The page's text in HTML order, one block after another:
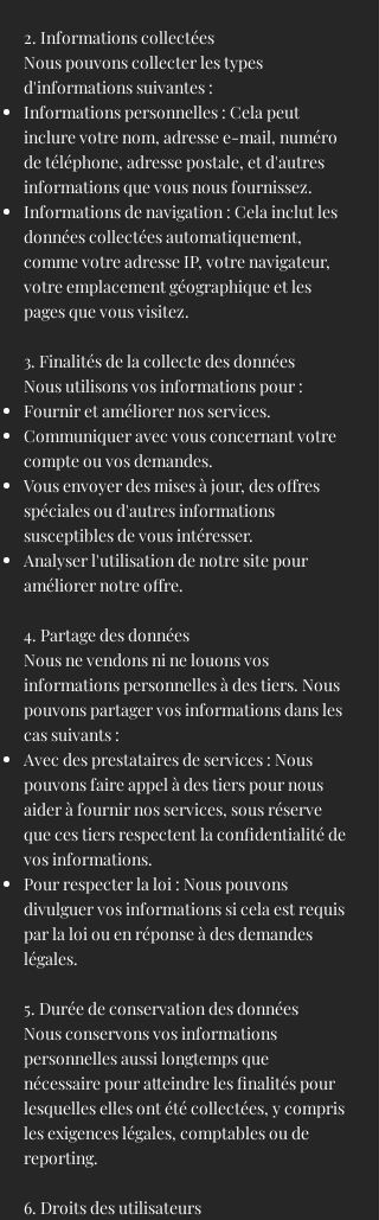
2. Informations collectées
Nous pouvons collecter les types
d'informations suivantes :
Informations personnelles : Cela peut
inclure votre nom, adresse e-mail, numéro
de téléphone, adresse postale, et d'autres
informations que vous nous fournissez.
Informations de navigation : Cela inclut les
données collectées automatiquement,
comme votre adresse IP, votre navigateur,
votre emplacement géographique et les
pages que vous visitez.
3. Finalités de la collecte des données
Nous utilisons vos informations pour :
Fournir et améliorer nos services.
Communiquer avec vous concernant votre
compte ou vos demandes.
Vous envoyer des mises à jour, des offres
spéciales ou d'autres informations
susceptibles de vous intéresser.
Analyser l'utilisation de notre site pour
améliorer notre offre.
4. Partage des données
Nous ne vendons ni ne louons vos
informations personnelles à des tiers. Nous
pouvons partager vos informations dans les
cas suivants :
Avec des prestataires de services : Nous
pouvons faire appel à des tiers pour nous
aider à fournir nos services, sous réserve
que ces tiers respectent la confidentialité de
vos informations.
Pour respecter la loi : Nous pouvons
divulguer vos informations si cela est requis
par la loi ou en réponse à des demandes
légales.
5. Durée de conservation des données
Nous conservons vos informations
personnelles aussi longtemps que
nécessaire pour atteindre les finalités pour
lesquelles elles ont été collectées, y compris
les exigences légales, comptables ou de
reporting.
6. Droits des utilisateurs